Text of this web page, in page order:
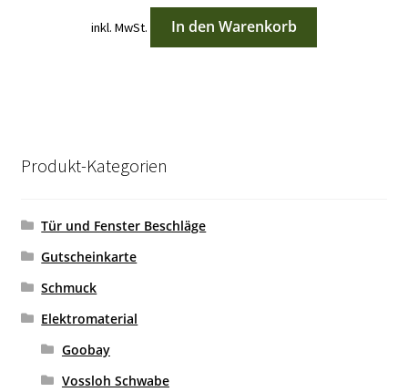
inkl. MwSt. In den Warenkorb
Produkt-Kategorien
Tür und Fenster Beschläge
Gutscheinkarte
Schmuck
Elektromaterial
Goobay
Vossloh Schwabe